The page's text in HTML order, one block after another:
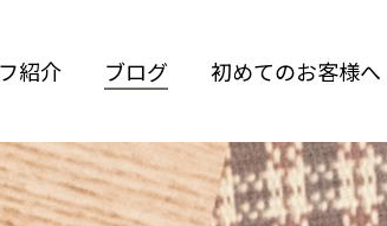
紹介 ブログ 初めてのお客様へ